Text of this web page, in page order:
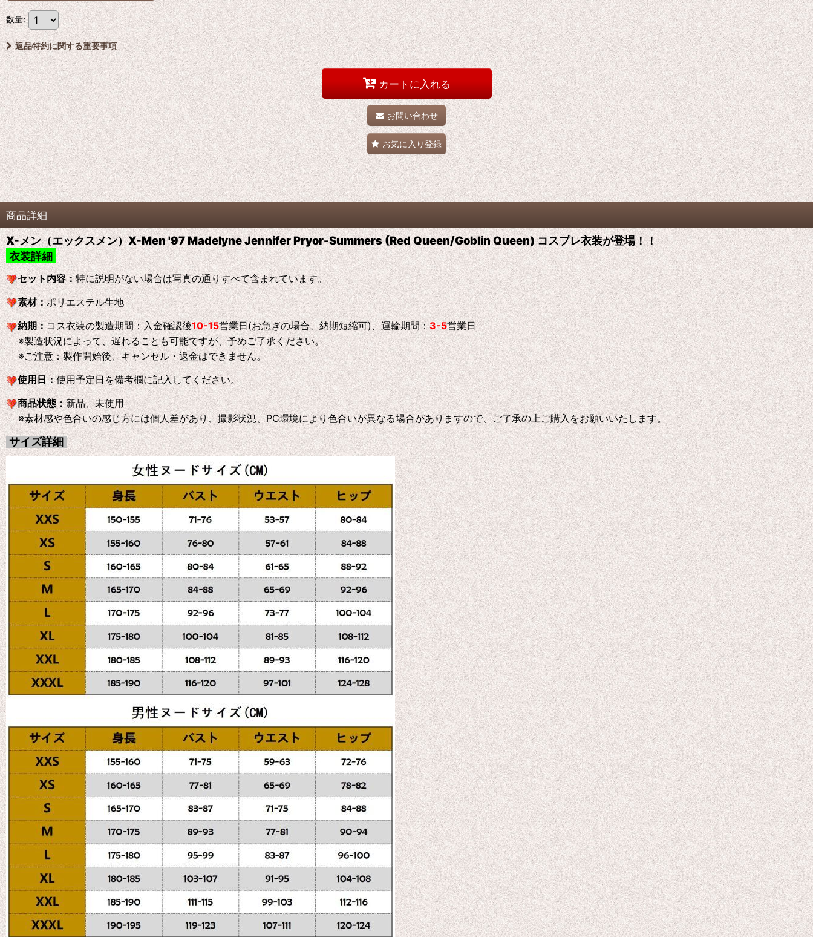
数量:
返品特約に関する重要事項
カートに入れる
お問い合わせ
お気に入り登録
商品詳細
X-メン（エックスメン）X-Men '97 Madelyne Jennifer Pryor-Summers (Red Queen/Goblin Queen) コスプレ衣装が登場！！
衣装詳細
セット内容：特に説明がない場合は写真の通りすべて含まれています。
素材：ポリエステル生地
納期：コス衣装の製造期間：入金確認後10-15営業日(お急ぎの場合、納期短縮可)、運輸期間：3-5営業日
※製造状況によって、遅れることも可能ですが、予めご了承ください。
※ご注意：製作開始後、キャンセル・返金はできません。
使用日：使用予定日を備考欄に記入してください。
商品状態：新品、未使用
※素材感や色合いの感じ方には個人差があり、撮影状況、PC環境により色合いが異なる場合がありますので、ご了承の上ご購入をお願いいたします。
サイズ詳細